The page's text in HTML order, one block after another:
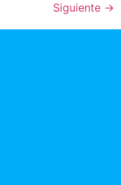
Siguiente →